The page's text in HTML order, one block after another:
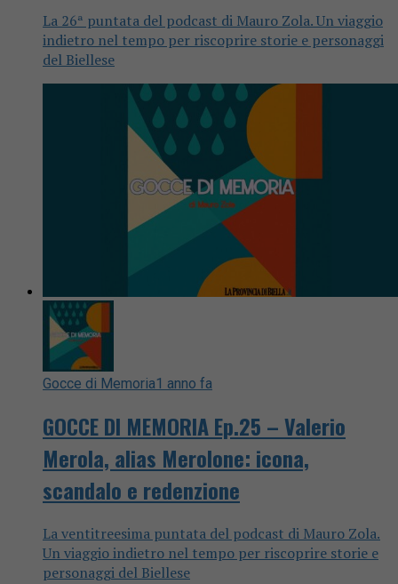
La 26ª puntata del podcast di Mauro Zola. Un viaggio
indietro nel tempo per riscoprire storie e personaggi
del Biellese
Gocce di Memoria1 anno fa
GOCCE DI MEMORIA Ep.25 – Valerio
Merola, alias Merolone: icona,
scandalo e redenzione
La ventitreesima puntata del podcast di Mauro Zola.
Un viaggio indietro nel tempo per riscoprire storie e
personaggi del Biellese